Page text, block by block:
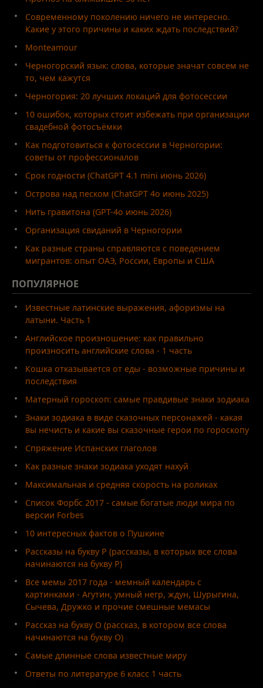
Современному поколению ничего не интересно.
Какие у этого причины и каких ждать последствий?
Monteamour
Черногорский язык: слова, которые значат совсем не
то, чем кажутся
Черногория: 20 лучших локаций для фотосессии
10 ошибок, которых стоит избежать при организации
свадебной фотосъёмки
Как подготовиться к фотосессии в Черногории:
советы от профессионалов
Срок годности (ChatGPT 4.1 mini июнь 2026)
Острова над песком (ChatGPT 4o июнь 2025)
Нить гравитона (GPT-4o июнь 2026)
Организация свиданий в Черногории
Как разные страны справляются с поведением
мигрантов: опыт ОАЭ, России, Европы и США
ПОПУЛЯРНОЕ
Известные латинские выражения, афоризмы на
латыни. Часть 1
Английское произношение: как правильно
произносить английские слова - 1 часть
Кошка отказывается от еды - возможные причины и
последствия
Матерный гороскоп: самые правдивые знаки зодиака
Знаки зодиака в виде сказочных персонажей - какая
вы нечисть и какие вы сказочные герои по гороскопу
Спряжение Испанских глаголов
Как разные знаки зодиака уходят нахуй
Максимальная и средняя скорость на роликах
Список Форбс 2017 - самые богатые люди мира по
версии Forbes
10 интересных фактов о Пушкине
Рассказы на букву Р (рассказы, в которых все слова
начинаются на букву Р)
Все мемы 2017 года - мемный календарь с
картинками - Агутин, умный негр, ждун, Шурыгина,
Сычева, Дружко и прочие смешные мемасы
Рассказ на букву О (рассказ, в котором все слова
начинаются на букву О)
Самые длинные слова известные миру
Ответы по литературе 6 класс 1 часть